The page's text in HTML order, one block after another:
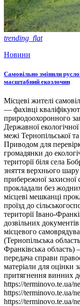
trending_flat
Новини
Самовільно змінили
масштабний екозлочин
Місцеві жителі
— фахівці
природоохоронного
Державної екологічної
межі Тернопільської
Приводом для
громадянки до
території біля села
зняття верхнього
прибережної захисної
прокладали без
місцеві мешканці
проїзд до
території Івано-
дозвільних
місцевого
(Тернопільська
Франківська область)
передача справи
матеріали для оцінки
притягнення винних
https://terminovo.te.ua/
https://terminovo.te.ua/
https://terminovo.te.ua/